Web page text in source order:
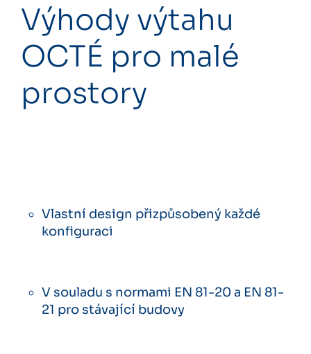
Výhody výtahu
OCTÉ pro malé
prostory
Vlastní design přizpůsobený každé
konfiguraci
V souladu s normami EN 81-20 a EN 81-
21 pro stávající budovy